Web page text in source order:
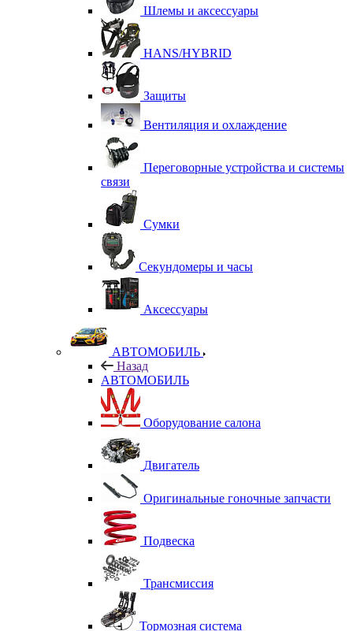
Шлемы и аксессуары
HANS/HYBRID
Защиты
Вентиляция и охлаждение
Переговорные устройства и системы
связи
Сумки
Секундомеры и часы
Аксессуары
АВТОМОБИЛЬ
Назад
АВТОМОБИЛЬ
Оборудование салона
Двигатель
Оригинальные гоночные запчасти
Подвеска
Трансмиссия
Тормозная система